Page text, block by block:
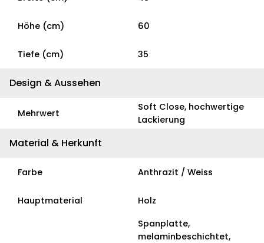
Höhe (cm) 60
Tiefe (cm) 35
Design & Aussehen
Mehrwert
Soft Close, hochwertige
Lackierung
Material & Herkunft
Farbe Anthrazit / Weiss
Hauptmaterial Holz
Spanplatte,
melaminbeschichtet,